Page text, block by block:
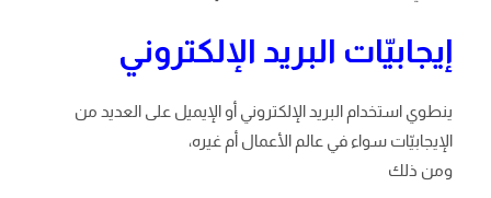
إيجابيّات البريد الإلكتروني
ينطوي استخدام البريد الإلكتروني أو الإيميل على العديد من
الإيجابيّات سواء في عالم الأعمال أم غيره،
ومن ذلك